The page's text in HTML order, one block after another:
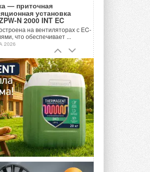
— приточная
установка
N 2000 INT EC
на вентиляторах с EC-
что обеспечивает ...
2026
ЮУрГУ создали
установку,
солнечную и
энергию
технологии ...
2026
создали
защиты
от аварий
учитывает влияние
обледенения и снеговых ...
2026